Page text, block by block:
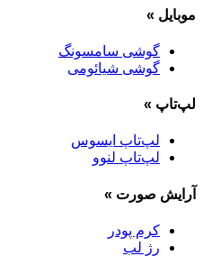
موبایل »
گوشی سامسونگ
گوشی شیائومی
لپ‌تاپ »
لپ‌تاپ ایسوس
لپ‌تاپ لنوو
آرایش صورت »
کرم پودر
رژ لب